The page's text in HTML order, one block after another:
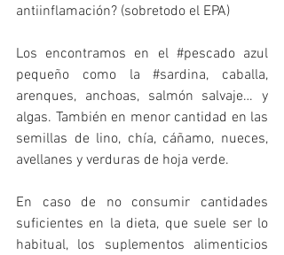
antiinflamación? (sobretodo el EPA)
Los encontramos en el #pescado azul
pequeño como la #sardina, caballa,
arenques, anchoas, salmón salvaje… y
algas. También en menor cantidad en las
semillas de lino, chía, cáñamo, nueces,
avellanes y verduras de hoja verde.
En caso de no consumir cantidades
suficientes en la dieta, que suele ser lo
habitual, los suplementos alimenticios